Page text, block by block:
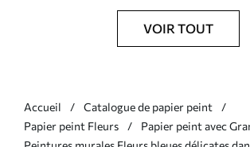
VOIR TOUT
Accueil
Catalogue de papier peint
Papier peint Fleurs
Papier peint avec